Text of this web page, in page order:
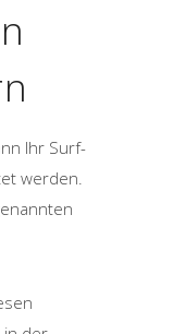
Ihr Surf-
werden.